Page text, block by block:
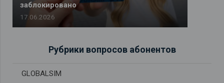
заблокировано
17.06.2026
Рубрики вопросов абонентов
GLOBALSIM